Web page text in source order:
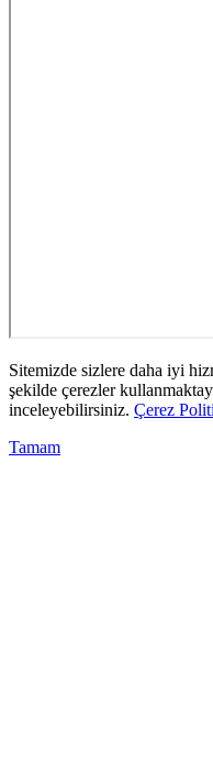
Sitemizde sizlere daha iyi
şekilde çerezler
inceleyebilirsiniz. Çerez
Tamam